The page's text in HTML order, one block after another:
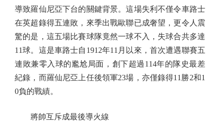
導致羅仙尼亞下台的關鍵背景。這場失利不僅令車路士
在英超錄得五連敗，來季出戰歐聯已成奢望，更令人震
驚的是，這五場比賽球隊竟然一球不入，失球合共多達
11球。這是車路士自1912年11月以來，首次遭遇聯賽五
連敗兼零入球的尷尬局面，創下超過114年的隊史最差
紀錄，而羅仙尼亞上任後領軍23場，亦僅錄得11勝2和1
0負的戰績。
將帥互斥成最後導火線